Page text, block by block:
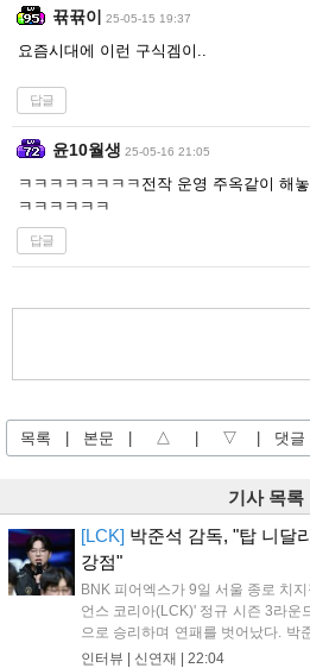
뀪뀪이 25-05-15 19:37
요즘시대에 이런 구식겜이..
답글
윤10월생 25-05-16 21:05
ㅋㅋㅋㅋㅋㅋㅋㅋ전작 운영 주옥같이 해
ㅋㅋㅋㅋㅋㅋ
답글
목록 | 본문 | △ | ▽ | 댓글
기사 목록
[LCK] 박준석 감독, "탑 니달
강점"
BNK 피어엑스가 9일 서울 종로 치
언스 코리아(LCK)' 정규 시즌 3라운
으로 승리하며 연패를 벗어났다. 박
대의 움직임을 강제한 점, 2세트 불
인터뷰 | 신연재 | 22:04